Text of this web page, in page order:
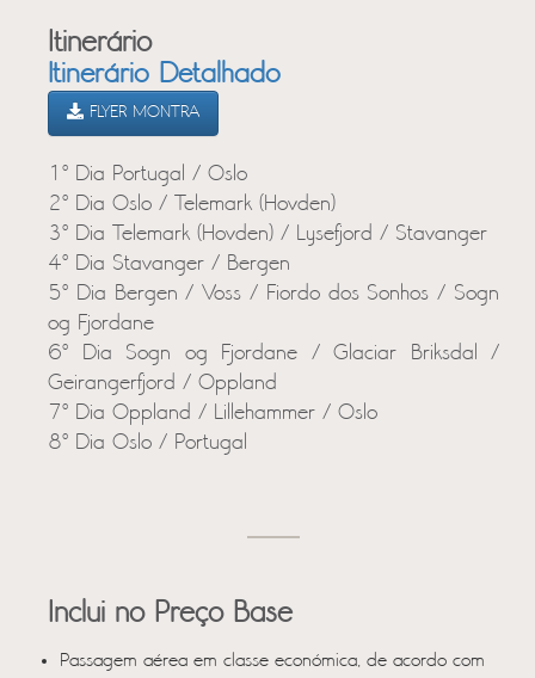
Itinerário
Itinerário Detalhado
FLYER MONTRA
1º Dia Portugal / Oslo
2º Dia Oslo / Telemark (Hovden)
3º Dia Telemark (Hovden) / Lysefjord / Stavanger
4º Dia Stavanger / Bergen
5º Dia Bergen / Voss / Fiordo dos Sonhos / Sogn
og Fjordane
6º Dia Sogn og Fjordane / Glaciar Briksdal /
Geirangerfjord / Oppland
7º Dia Oppland / Lillehammer / Oslo
8º Dia Oslo / Portugal
Inclui no Preço Base
Passagem aérea em classe económica, de acordo com